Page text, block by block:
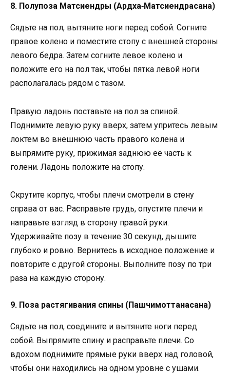
8. Полупоза Матсиендры (Ардха‑Матсиендрасана)
Сядьте на пол, вытяните ноги перед собой. Согните
правое колено и поместите стопу с внешней стороны
левого бедра. Затем согните левое колено и
положите его на пол так, чтобы пятка левой ноги
располагалась рядом с тазом.
Правую ладонь поставьте на пол за спиной.
Поднимите левую руку вверх, затем упритесь левым
локтем во внешнюю часть правого колена и
выпрямите руку, прижимая заднюю её часть к
голени. Ладонь положите на стопу.
Скрутите корпус, чтобы плечи смотрели в стену
справа от вас. Расправьте грудь, опустите плечи и
направьте взгляд в сторону правой руки.
Удерживайте позу в течение 30 секунд, дышите
глубоко и ровно. Вернитесь в исходное положение и
повторите с другой стороны. Выполните позу по три
раза на каждую сторону.
9. Поза растягивания спины (Пашчимоттанасана)
Сядьте на пол, соедините и вытяните ноги перед
собой. Выпрямите спину и расправьте плечи. Со
вдохом поднимите прямые руки вверх над головой,
чтобы они находились на одном уровне с ушами.